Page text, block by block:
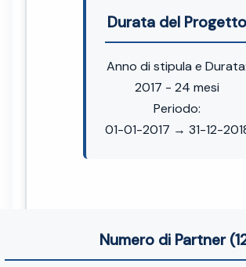
Durata del Progetto
Anno di stipula e Durata:
2017 - 24 mesi
Periodo:
01-01-2017 → 31-12-
Numero di Partner